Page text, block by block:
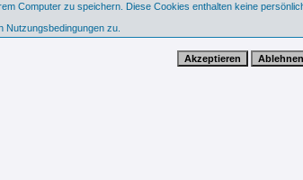
Computer zu speichern. Diese Cookies enthalten keine
Nutzungsbedingungen zu.